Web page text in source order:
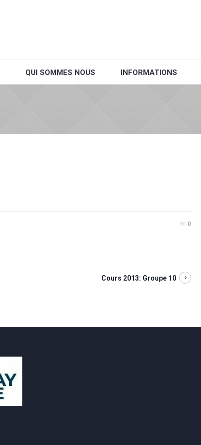
QUI SOMMES NOUS INFORMATIONS
0
Cours 2013: Groupe 10